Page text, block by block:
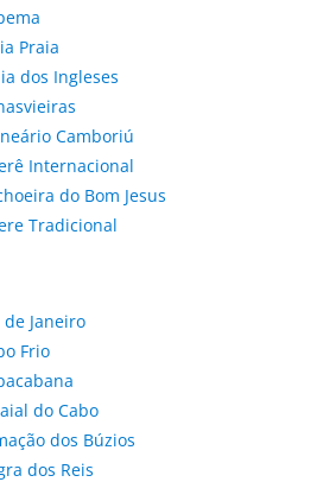
Praia
dos Ingleses
Camboriú
Internacional
do Bom Jesus
Tradicional
Janeiro
Frio
do Cabo
dos Búzios
dos Reis